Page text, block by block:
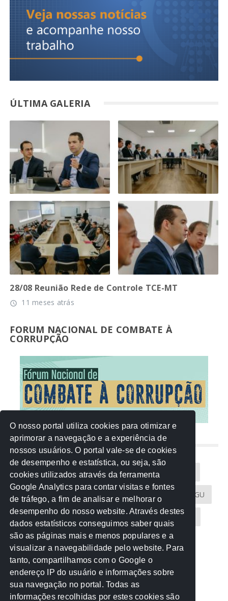
ÚLTIMA GALERIA
28/08 Reunião Rede de Controle TCE-MT
access_time 11 meses atrás
FORUM NACIONAL DE COMBATE À
CORRUPÇÃO
NUVEM DE TAGS
Acontece na Rede AGU AMM
Atricon Audicom CAU-MT CGU
CREA-MT Eventos MPC-MT MPE-MT
MPF Notícias PF PGE-MT PGR
Receita Federal Sem categoria
TCE-MT TCU TRE
O nosso portal utiliza cookies para otimizar e
aprimorar a navegação e a experiência de
nossos usuários. O portal vale-se de cookies
de desempenho e estatística, ou seja, são
cookies utilizados através da ferramenta
Google Analytics para contar visitas e fontes
de tráfego, a fim de analisar e melhorar o
desempenho do nosso website. Através destes
dados estatísticos conseguimos saber quais
são as páginas mais e menos populares e a
visualizar a navegabilidade pelo website. Para
tanto, compartilhamos com o Google o
endereço IP do usuário e informações sobre
sua navegação no portal. Todas as
informações recolhidas por estes cookies são